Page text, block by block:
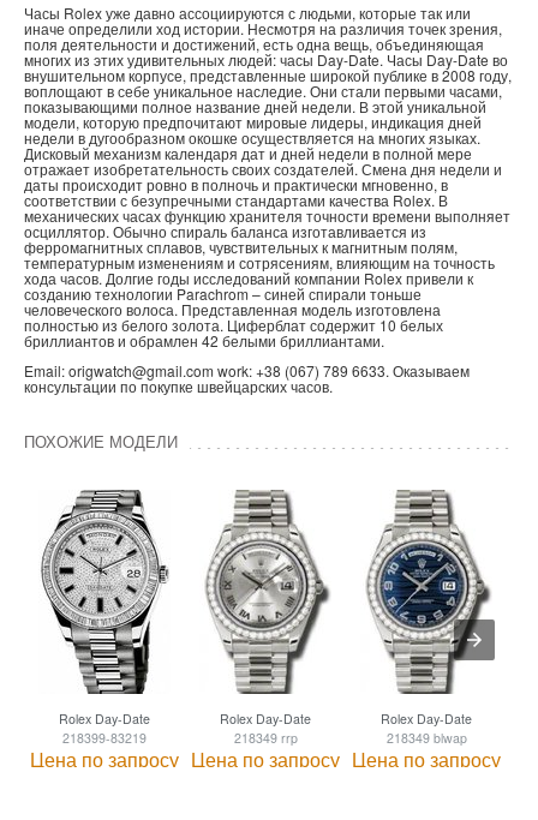
Часы Rolex уже давно ассоциируются с людьми, которые так или
иначе определили ход истории. Несмотря на различия точек зрения,
поля деятельности и достижений, есть одна вещь, объединяющая
многих из этих удивительных людей: часы Day-Date. Часы Day-Date во
внушительном корпусе, представленные широкой публике в 2008 году,
воплощают в себе уникальное наследие. Они стали первыми часами,
показывающими полное название дней недели. В этой уникальной
модели, которую предпочитают мировые лидеры, индикация дней
недели в дугообразном окошке осуществляется на многих языках.
Дисковый механизм календаря дат и дней недели в полной мере
отражает изобретательность своих создателей. Смена дня недели и
даты происходит ровно в полночь и практически мгновенно, в
соответствии с безупречными стандартами качества Rolex. В
механических часах функцию хранителя точности времени выполняет
осциллятор. Обычно спираль баланса изготавливается из
ферромагнитных сплавов, чувствительных к магнитным полям,
температурным изменениям и сотрясениям, влияющим на точность
хода часов. Долгие годы исследований компании Rolex привели к
созданию технологии Parachrom – синей спирали тоньше
человеческого волоса. Представленная модель изготовлена
полностью из белого золота. Циферблат содержит 10 белых
бриллиантов и обрамлен 42 белыми бриллиантами.
Email: origwatch@gmail.com work: +38 (067) 789 6633. Оказываем
консультации по покупке швейцарских часов.
ПОХОЖИЕ МОДЕЛИ
Rolex Day-Date
218399-83219
Цена по запросу
Rolex Day-Date
218349 rrp
Цена по запросу
Rolex Day-Date
218349 blwap
Цена по запросу